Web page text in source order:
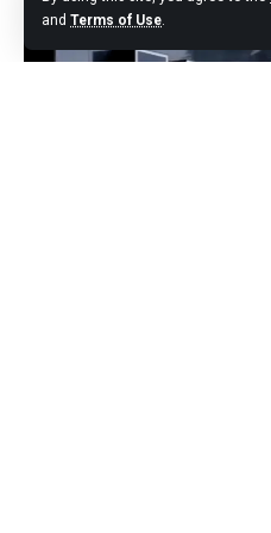
and Terms of Use.